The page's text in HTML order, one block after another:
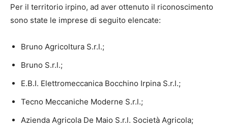
Per il territorio irpino, ad aver ottenuto il riconoscimento
sono state le imprese di seguito elencate:
Bruno Agricoltura S.r.l.;
Bruno S.r.l.;
E.B.I. Elettromeccanica Bocchino Irpina S.r.l.;
Tecno Meccaniche Moderne S.r.l.;
Azienda Agricola De Maio S.r.l. Società Agricola;